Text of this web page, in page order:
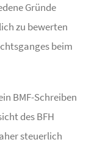
Gründe
zu bewerten
beim
BMF-Schreiben
des BFH
steuerlich